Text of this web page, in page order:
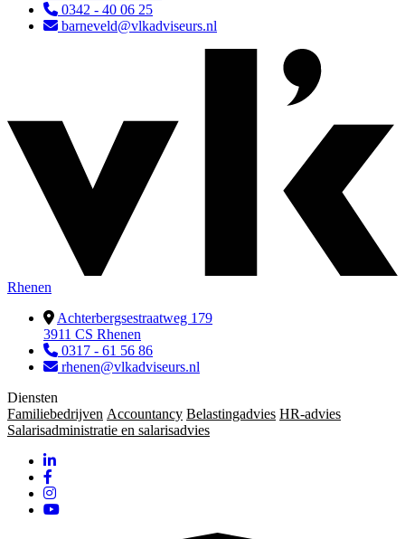
0342 - 40 06 25
barneveld@vlkadviseurs.nl
Rhenen
Achterbergsestraatweg 179
3911 CS Rhenen
0317 - 61 56 86
rhenen@vlkadviseurs.nl
Diensten
Familiebedrijven Accountancy Belastingadvies HR-advies
Salarisadministratie en salarisadvies